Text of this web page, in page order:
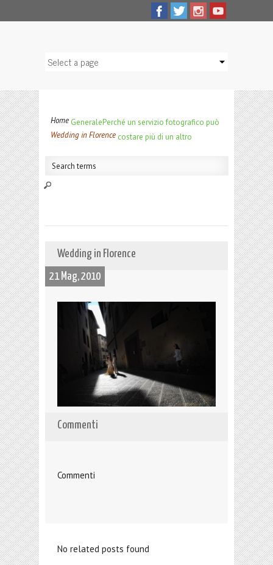
Home GeneralePerché un servizio fotografico può
costare più di un altro
Wedding in Florence
Wedding in Florence
21 Mag, 2010
Commenti
Commenti
No related posts found